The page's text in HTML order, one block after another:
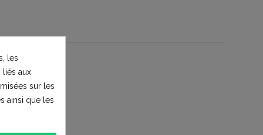
les
liés aux
sur les
ainsi que les